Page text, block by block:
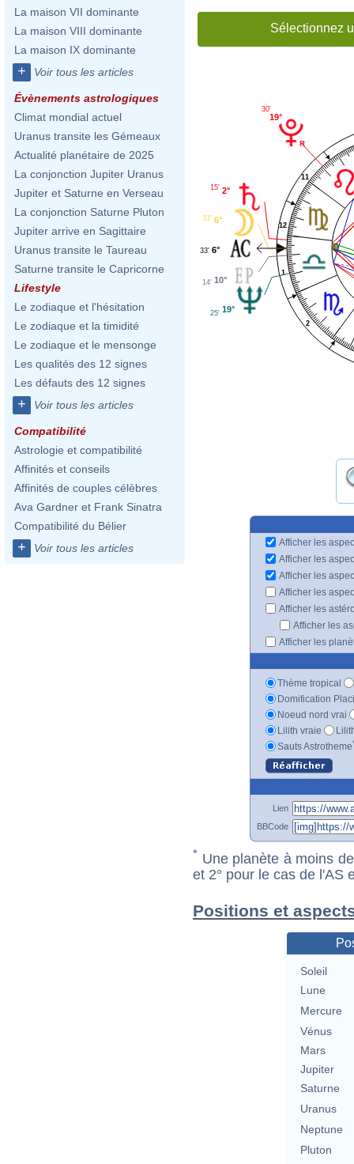
La maison VII dominante
La maison VIII dominante
La maison IX dominante
+ Voir tous les articles
Évènements astrologiques
Climat mondial actuel
Uranus transite les Gémeaux
Actualité planétaire de 2025
La conjonction Jupiter Uranus
Jupiter et Saturne en Verseau
La conjonction Saturne Pluton
Jupiter arrive en Sagittaire
Uranus transite le Taureau
Saturne transite le Capricorne
Lifestyle
Le zodiaque et l'hésitation
Le zodiaque et la timidité
Le zodiaque et le mensonge
Les qualités des 12 signes
Les défauts des 12 signes
+ Voir tous les articles
Compatibilité
Astrologie et compatibilité
Affinités et conseils
Affinités de couples célèbres
Ava Gardner et Frank Sinatra
Compatibilité du Bélier
+ Voir tous les articles
Sélectionnez
1
2
11
12
19°
30'
2°
15'
6°
33'
6°
33'
10°
14'
19°
25'
Afficher les
Afficher les
Afficher les
Afficher les
Afficher les
Afficher les
Afficher les
Thème tropical
Domification
Noeud nord vrai
Lilith vraie
Sauts Astrotheme
Lien
BBCode
* Une planète à moins
et 2° pour le cas de l'AS
Positions et
Soleil
Lune
Mercure
Vénus
Mars
Jupiter
Saturne
Uranus
Neptune
Pluton